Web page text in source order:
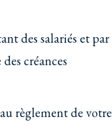
des salariés et par
créances
règlement de votre